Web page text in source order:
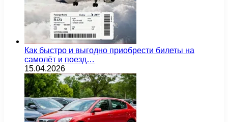
Как быстро и выгодно приобрести билеты на
самолёт и поезд…
15.04.2026